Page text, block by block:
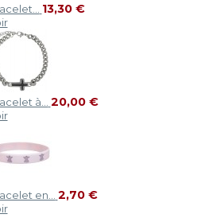
13,30 €
à... 20,00 €
en... 2,70 €